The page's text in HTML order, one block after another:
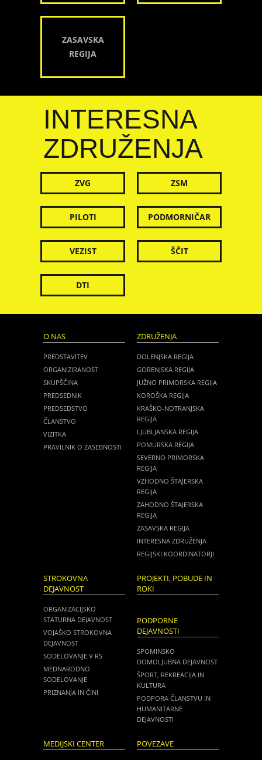
ZASAVSKA
REGIJA
INTERESNA
ZDRUŽENJA
ZVG ZSM
PILOTI PODMORNIČAR
VEZIST ŠČIT
DTI
O NAS
PREDSTAVITEV
ORGANIZIRANOST
SKUPŠČINA
PREDSEDNIK
PREDSEDSTVO
ČLANSTVO
VIZITKA
PRAVILNIK O ZASEBNOSTI
ZDRUŽENJA
DOLENJSKA REGIJA
GORENJSKA REGIJA
JUŽNO PRIMORSKA REGIJA
KOROŠKA REGIJA
KRAŠKO-NOTRANJSKA
REGIJA
LJUBLJANSKA REGIJA
POMURSKA REGIJA
SEVERNO PRIMORSKA
REGIJA
VZHODNO ŠTAJERSKA
REGIJA
ZAHODNO ŠTAJERSKA
REGIJA
ZASAVSKA REGIJA
INTERESNA ZDRUŽENJA
REGIJSKI KOORDINATORJI
STROKOVNA
DEJAVNOST
ORGANIZACIJSKO
STATURNA DEJAVNOST
VOJAŠKO STROKOVNA
DEJAVNOST
SODELOVANJE V RS
MEDNARODNO
SODELOVANJE
PRIZNANJA IN ČINI
PROJEKTI, POBUDE IN
ROKI
PODPORNE
DEJAVNOSTI
SPOMINSKO
DOMOLJUBNA DEJAVNOST
ŠPORT, REKREACIJA IN
KULTURA
PODPORA ČLANSTVU IN
HUMANITARNE
DEJAVNOSTI
MEDIJSKI CENTER POVEZAVE